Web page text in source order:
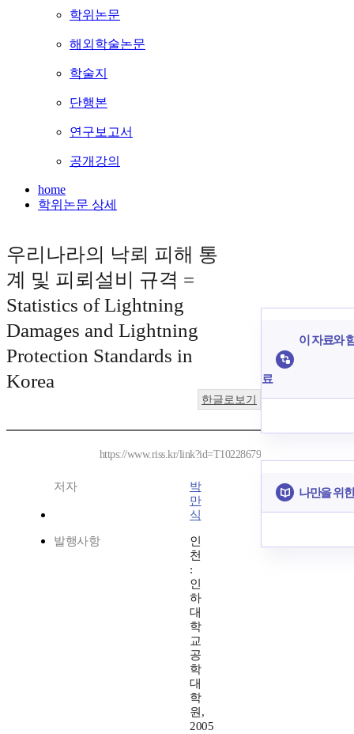
학위논문
해외학술논문
학술지
단행본
연구보고서
공개강의
home
학위논문 상세
우리나라의 낙뢰 피해 통
계 및 피뢰설비 규격 =
Statistics of Lightning
Damages and Lightning
Protection Standards in
Korea
한글로보기
https://www.riss.kr/link?id=T10228679
저자
박
만
식
발행사항
인
천
:
인
하
대
학
교
공
학
대
학
원,
2005
이 자료와
료
나만을 위